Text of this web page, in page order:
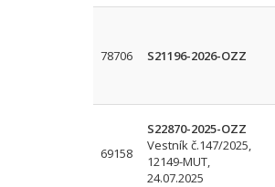
78706 S21196-2026-OZZ
69158
S22870-2025-OZZ
Vestník č.147/2025,
12149-MUT,
24.07.2025